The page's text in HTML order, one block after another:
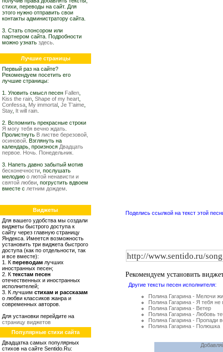
стихи, переводы на сайт. Для
этого нужно отправить свои
контакты администратору сайта.
3. Стать спонсором или
партнером сайта. Подробности
можно узнать здесь
Лучшие страницы
Первый раз на сайте?
Рекомендуем посетить его
лучшие страницы:
1. Уловить смысл песен Fallen
Kiss the rain Shape of my heart
Confessa My immortal Je T'aime
Stay, It will rain
2. Вспомнить прекрасные строки
Я могу тебя вечно ждать
Пролистнуть В листве березовой,
осиновой . Взглянуть на
календарь, произнося Двадцать
первое. Ночь. Понедельник.
3. Напеть давно забытый мотив
бесконечности , послушать
мелодию о лютой ненависти и
святой любви , погрустить вдвоем
вместе с летним дождем
Виджеты
Для вашего удобства мы создали
виджеты быстрого доступа к
сайту через главную страницу
Яндекса. Имеется возможность
установить три виджета быстрого
доступа (как по отдельности, так
и все вместе):
1. К переводам лучших
иностранных песен;
2. К текстам песен
отечественных и иностранных
исполнителей;
3. К лучшим стихам и рассказам
о любви классиков жанра и
современных авторов.
Для установки перейдите на
страницу виджетов
Популярные стихи сайта
Двадцатка самых популярных
стихов на сайте Sentido.Ru:
Поделись ссылкой на текст этой
Рекомендуем установить
Другие тексты песен исполнителя:
Полина Гагарина - Мелочи
Полина Гагарина - Я тебя не
Полина Гагарина - Ветер
Полина Гагарина - Любовь
Полина Гагарина - Пропади
Полина Гагарина - Полюшка